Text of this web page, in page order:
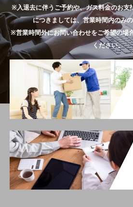
※入退去に伴うご予約や、ガス料金のお支
につきましては、営業時間内のみの
※営業時間外にお問い合わせをご希望の場
ください。